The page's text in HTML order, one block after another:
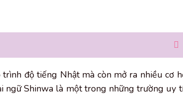
độ tiếng Nhật mà còn mở ra nhiều cơ
ngữ Shinwa là một trong những trường uy